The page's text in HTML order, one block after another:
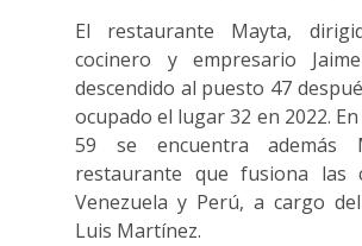
El restaurante Mayta,
cocinero y empresario
descendido al puesto 47
ocupado el lugar 32 en 2022.
59 se encuentra además
restaurante que fusiona las
Venezuela y Perú, a cargo
Luis Martínez.